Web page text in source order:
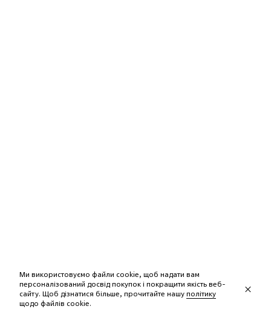
Ми використовуємо файли cookie, щоб надати вам
персоналізований досвід покупок і покращити якість веб-
сайту. Щоб дізнатися більше, прочитайте нашуполітику
щодо файлів сookie.